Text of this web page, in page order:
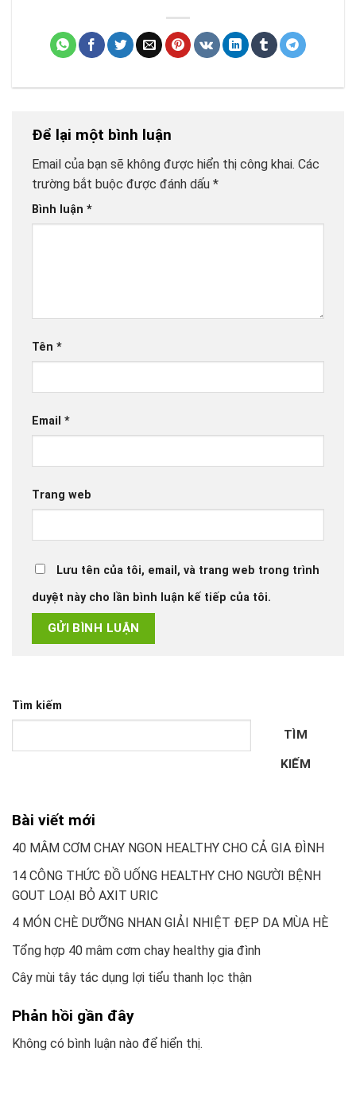
Để lại một bình luận
Email của bạn sẽ không được hiển thị công khai. Các
trường bắt buộc được đánh dấu *
Bình luận *
Tên *
Email *
Trang web
Lưu tên của tôi, email, và trang web trong trình
duyệt này cho lần bình luận kế tiếp của tôi.
Tìm kiếm
TÌM
KIẾM
Bài viết mới
40 MÂM CƠM CHAY NGON HEALTHY CHO CẢ GIA ĐÌNH
14 CÔNG THỨC ĐỒ UỐNG HEALTHY CHO NGƯỜI BỆNH
GOUT LOẠI BỎ AXIT URIC
4 MÓN CHÈ DƯỠNG NHAN GIẢI NHIỆT ĐẸP DA MÙA HÈ
Tổng hợp 40 mâm cơm chay healthy gia đình
Cây mùi tây tác dụng lợi tiểu thanh lọc thận
Phản hồi gần đây
Không có bình luận nào để hiển thị.